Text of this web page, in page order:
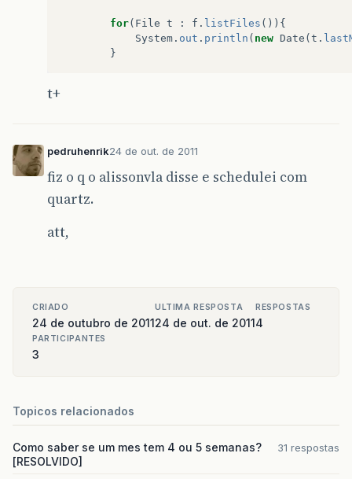
for( File t : f . listFiles ()){
System . out . println ( new Date ( t .
}
t+
pedruhenrik24 de out. de 2011
fiz o q o alissonvla disse e schedulei com
quartz.
att,
CRIADO
24 de outubro de 2011
ULTIMA RESPOSTA
24 de out. de 2011
RESPOSTAS
4
PARTICIPANTES
3
Topicos relacionados
Como saber se um mes tem 4 ou 5 semanas?
[RESOLVIDO]
31 respostas